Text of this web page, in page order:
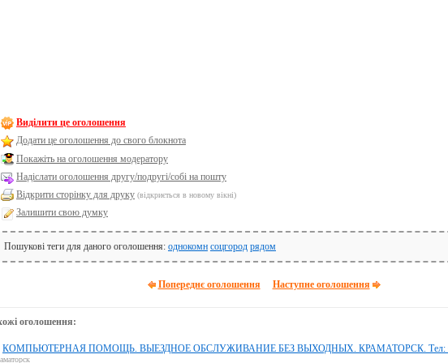
Виділити це оголошення
Додати це оголошення до свого блокнота
Покажіть на оголошення модератору
Надіслати оголошення другу/подругі/собі на пошту
Відкрити сторінку для друку (відкриється в новому вікні)
Залишити свою думку
Пошукові теги для даного оголошення: однокомн соцгород рядом
Попереднє оголошення Наступне оголошення
оголошення:
КОМПЬЮТЕРНАЯ ПОМОЩЬ. ВЫЕЗДНОЕ ОБСЛУЖИВАНИЕ БЕЗ ВЫХОДНЫХ. КРАМАТОРСК. Тел: